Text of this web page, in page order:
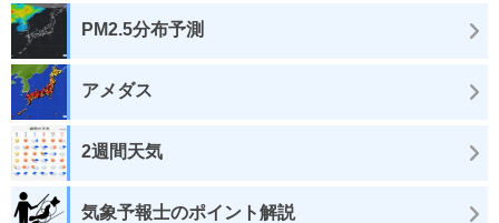
PM2.5分布予測
アメダス
2週間天気
気象予報士のポイント解説